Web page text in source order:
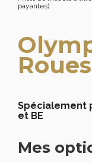
payantes)
Spécialement
et BE
Mes